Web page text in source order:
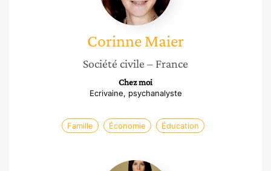
CorinneMaier
Société civile – France
Chez moi
Ecrivaine, psychanalyste
Famille Économie Éducation
Anaïs